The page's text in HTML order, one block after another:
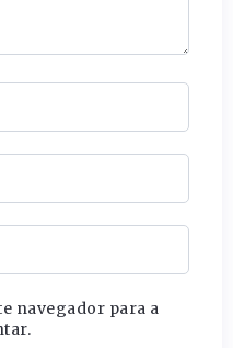
navegador para a